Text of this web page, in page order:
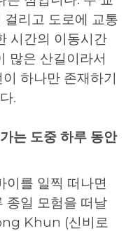
리고 도로에 교통
시간의 이동시간
많은 산길이라서
하나만 존재하기
.
는 도중 하루 동안
이를 일찍 떠나면
종일 모험을 떠날
Khun (신비로